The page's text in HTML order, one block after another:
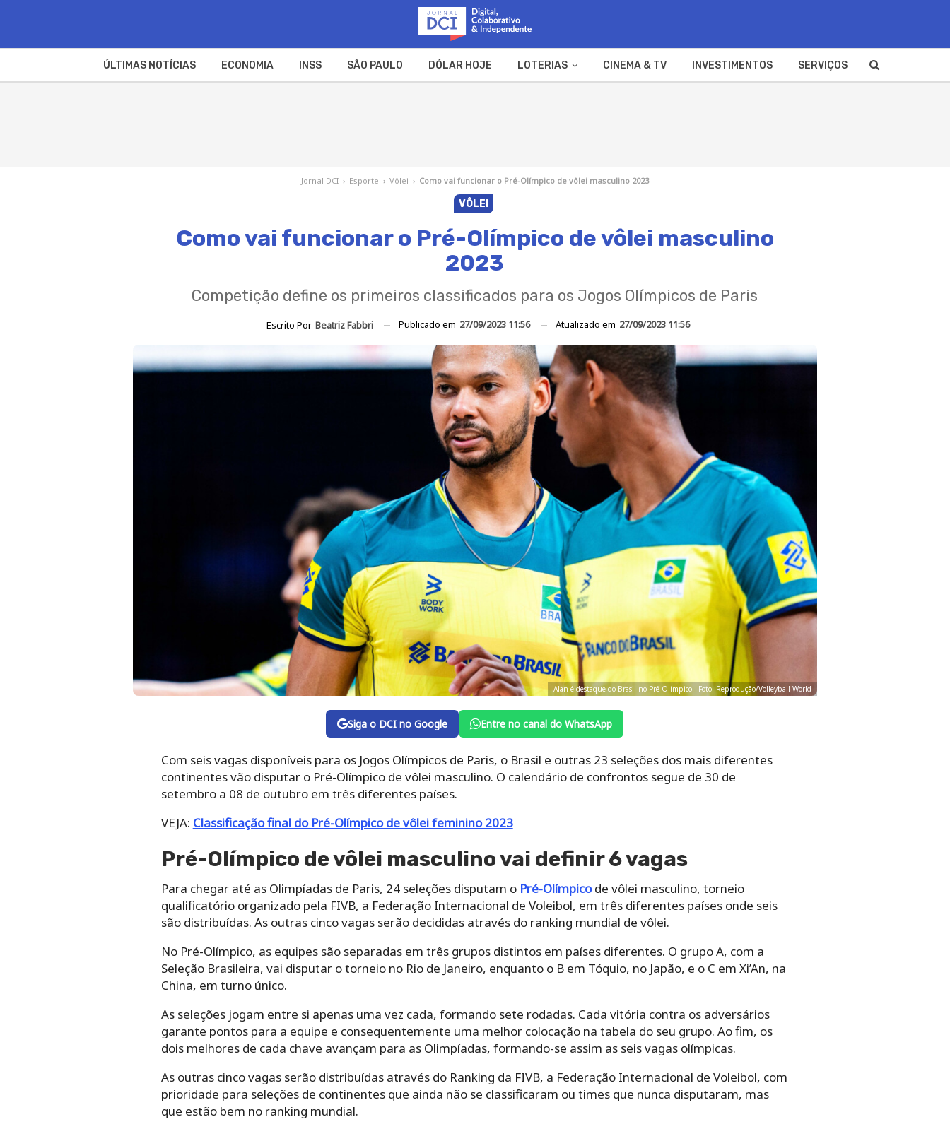
ÚLTIMAS NOTÍCIAS ECONOMIA INSS SÃO PAULO DÓLAR HOJE LOTERIAS CINEMA & TV INVESTIMENTOS SERVIÇOS
Jornal DCI › Esporte › Vôlei › Como vai funcionar o Pré-Olímpico de vôlei masculino 2023
VÔLEI
Como vai funcionar o Pré-Olímpico de vôlei masculino
2023
Competição define os primeiros classificados para os Jogos Olímpicos de Paris
Escrito Por Beatriz Fabbri Publicado em 27/09/2023 11:56 Atualizado em 27/09/2023 11:56
Alan é destaque do Brasil no Pré-Olímpico - Foto: Reprodução/Volleyball World
Siga o DCI no Google Entre no canal do WhatsApp
Com seis vagas disponíveis para os Jogos Olímpicos de Paris, o Brasil e outras 23 seleções dos mais diferentes
continentes vão disputar o Pré-Olímpico de vôlei masculino. O calendário de confrontos segue de 30 de
setembro a 08 de outubro em três diferentes países.
VEJA: Classificação final do Pré-Olímpico de vôlei feminino 2023
Pré-Olímpico de vôlei masculino vai definir 6 vagas
Para chegar até as Olimpíadas de Paris, 24 seleções disputam o Pré-Olímpicode vôlei masculino, torneio
qualificatório organizado pela FIVB, a Federação Internacional de Voleibol, em três diferentes países onde seis
são distribuídas. As outras cinco vagas serão decididas através do ranking mundial de vôlei.
No Pré-Olímpico, as equipes são separadas em três grupos distintos em países diferentes. O grupo A, com a
Seleção Brasileira, vai disputar o torneio no Rio de Janeiro, enquanto o B em Tóquio, no Japão, e o C em Xi’An, na
China, em turno único.
As seleções jogam entre si apenas uma vez cada, formando sete rodadas. Cada vitória contra os adversários
garante pontos para a equipe e consequentemente uma melhor colocação na tabela do seu grupo. Ao fim, os
dois melhores de cada chave avançam para as Olimpíadas, formando-se assim as seis vagas olímpicas.
As outras cinco vagas serão distribuídas através do Ranking da FIVB, a Federação Internacional de Voleibol, com
prioridade para seleções de continentes que ainda não se classificaram ou times que nunca disputaram, mas
que estão bem no ranking mundial.